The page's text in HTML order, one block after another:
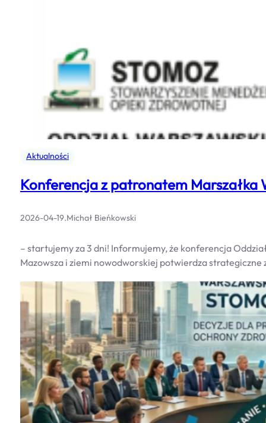
Aktualności
Konferencja z patronatem
2026-04-19.Michał Bieńkowski
– startujemy za 3 dni! Informujemy, że konferencja
Mazowsza i ziemi nowodworskiej potwierdza